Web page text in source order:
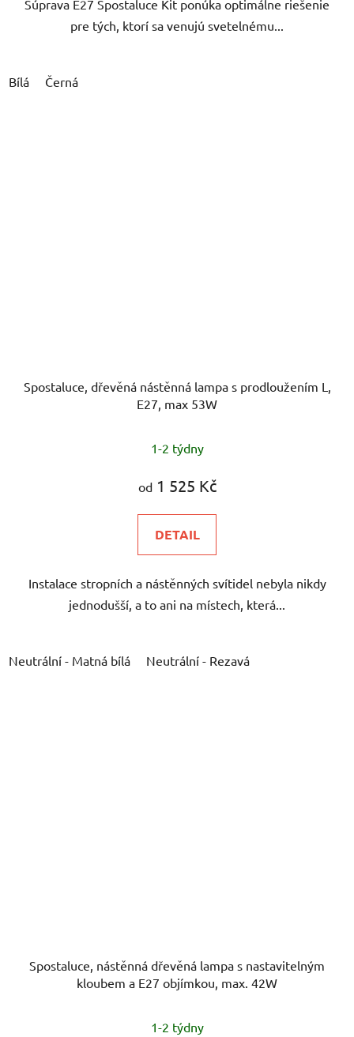
Súprava E27 Spostaluce Kit ponúka optimálne riešenie
pre tých, ktorí sa venujú svetelnému...
Bílá Černá
Spostaluce, dřevěná nástěnná lampa s prodloužením L,
E27, max 53W
1-2 týdny
od1 525 Kč
DETAIL
Instalace stropních a nástěnných svítidel nebyla nikdy
jednodušší, a to ani na místech, která...
Neutrální - Matná bílá Neutrální - Rezavá
Spostaluce, nástěnná dřevěná lampa s nastavitelným
kloubem a E27 objímkou, max. 42W
1-2 týdny